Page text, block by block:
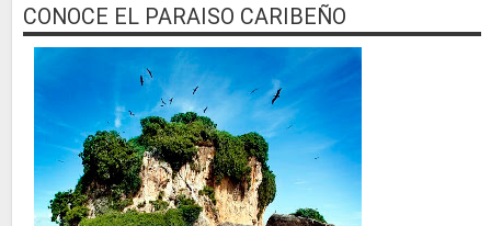
CONOCE EL PARAISO CARIBEÑO